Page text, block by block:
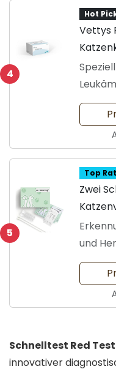
4
Hot
Vettys
5
Top
Zwei
und
Schnelltest Red
innovativer